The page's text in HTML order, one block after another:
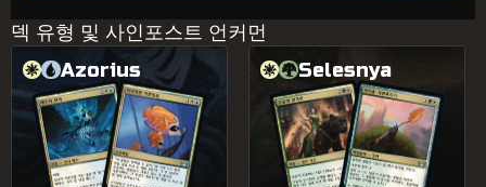
4색
Gruul 1.6%
덱 유형 및 사인포스트 언커먼
Azorius
대도시 천사 이국적인 애완동물
Selesnya
군중의 인기인 의식용 지면파괴기